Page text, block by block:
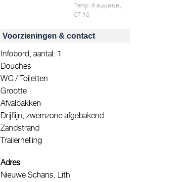
Temp: 9 augustus,
07:10
Voorzieningen & contact
Infobord, aantal: 1
Douches
WC / Toiletten
Grootte
Afvalbakken
Drijflijn, zwemzone afgebakend
Zandstrand
Trailerhelling
Adres
Nieuwe Schans, Lith